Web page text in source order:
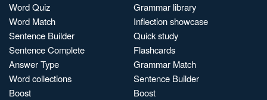
Word Quiz
Word Match
Sentence Builder
Sentence Complete
Answer Type
Word collections
Boost
Grammar library
Inflection showcase
Quick study
Flashcards
Grammar Match
Sentence Builder
Boost